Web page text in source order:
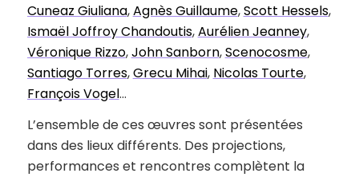
Cuneaz Giuliana,Agnès Guillaume,Scott Hessels,
Ismaël Joffroy Chandoutis,Aurélien Jeanney,
Véronique Rizzo,John Sanborn,Scenocosme,
Santiago Torres,Grecu Mihai, Nicolas Tourte,
François Vogel…
L’ensemble de ces œuvres sont présentées
dans des lieux différents. Des projections,
performances et rencontres complètent la